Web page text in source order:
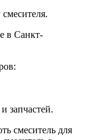
в Санкт-
запчастей.
смеситель для